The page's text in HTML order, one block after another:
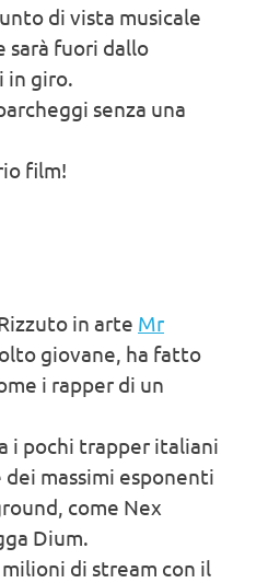
di vista musicale
sarà fuori dallo
in giro.
senza una
film!
in arte Mr
giovane, ha fatto
i rapper di un
i pochi trapper italiani
dei massimi esponenti
come Nex
Dium.
di stream con il